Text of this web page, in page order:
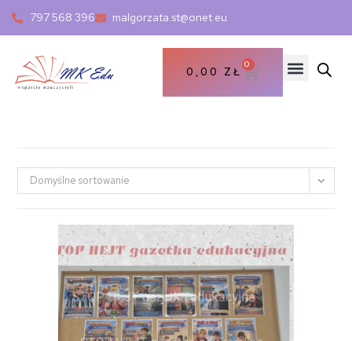
797 568 396 malgorzata.st@onet.eu
0,00 ZŁ
0
Domyślne sortowanie